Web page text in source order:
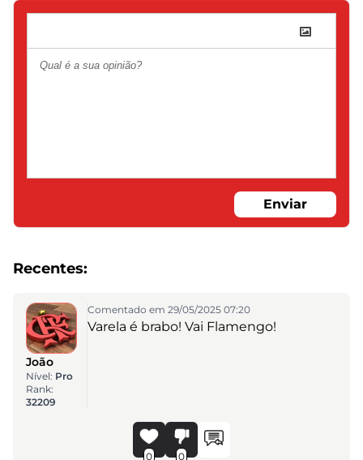
Enviar
Recentes:
João
Nível: Pro
Rank:
32209
Comentado em 29/05/2025 07:20
Varela é brabo! Vai Flamengo!
0 0